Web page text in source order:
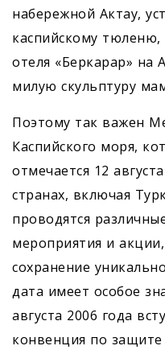
набережной Актау,
каспийскому
отеля «Беркарар» на
милую скульптуру
Поэтому так важен
Каспийского моря,
отмечается 12
странах, включая
проводятся
мероприятия и
сохранение
дата имеет особое
августа 2006 года
конвенция по